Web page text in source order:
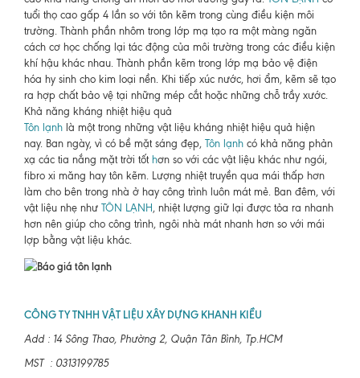
tuổi thọ cao gấp 4 lần so với tôn kẽm trong cùng điều kiện môi
trường. Thành phần nhôm trong lớp mạ tạo ra một màng ngăn
cách cơ học chống lại tác động của môi trường trong các điều kiện
khí hậu khác nhau. Thành phần kẽm trong lớp mạ bảo vệ điện
hóa hy sinh cho kim loại nền. Khi tiếp xúc nước, hơi ẩm, kẽm sẽ tạo
ra hợp chất bảo vệ tại những mép cắt hoặc những chỗ trầy xước.
Khả năng kháng nhiệt hiệu quả
Tôn lạnh là một trong những vật liệu kháng nhiệt hiệu quả hiện
nay. Ban ngày, vì có bề mặt sáng đẹp, Tôn lạnh có khả năng phản
xạ các tia nắng mặt trời tốt hơn so với các vật liệu khác như ngói,
fibro xi măng hay tôn kẽm. Lượng nhiệt truyền qua mái thấp hơn
làm cho bên trong nhà ở hay công trình luôn mát mẻ. Ban đêm, với
vật liệu nhẹ như TÔN LẠNH , nhiệt lượng giữ lại được tỏa ra nhanh
hơn nên giúp cho công trình, ngôi nhà mát nhanh hơn so với mái
lợp bằng vật liệu khác.
CÔNG TY TNHH VẬT LIỆU XÂY DỰNG KHANH KIỀU
Add : 14 Sông Thao, Phường 2, Quận Tân Bình, Tp.HCM
MST : 0313199785